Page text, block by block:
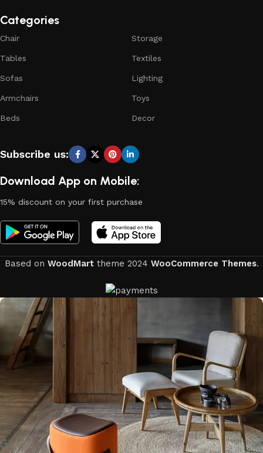
Categories
Chair
Tables
Sofas
Armchairs
Beds
Storage
Textiles
Lighting
Toys
Decor
Subscribe us:
Download App on Mobile:
15% discount on your first purchase
Based on WoodMarttheme 2024 WooCommerce Themes.